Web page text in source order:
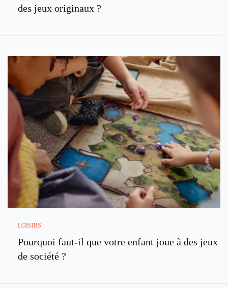
des jeux originaux ?
LOISIRS
Pourquoi faut-il que votre enfant joue à des jeux
de société ?